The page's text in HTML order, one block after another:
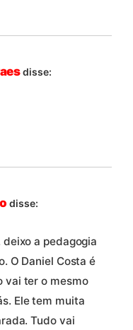
disse:
disse:
a pedagogia
O Daniel Costa é
vai ter o mesmo
Ele tem muita
Tudo vai